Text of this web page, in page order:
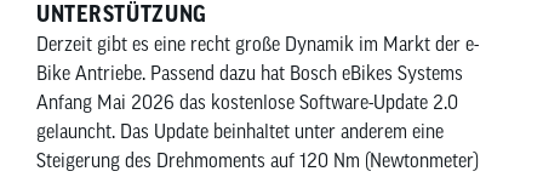
UNTERSTÜTZUNG
Derzeit gibt es eine recht große Dynamik im Markt der e-
Bike Antriebe. Passend dazu hat Bosch eBikes Systems
Anfang Mai 2026 das kostenlose Software-Update 2.0
gelauncht. Das Update beinhaltet unter anderem eine
Steigerung des Drehmoments auf 120 Nm (Newtonmeter)